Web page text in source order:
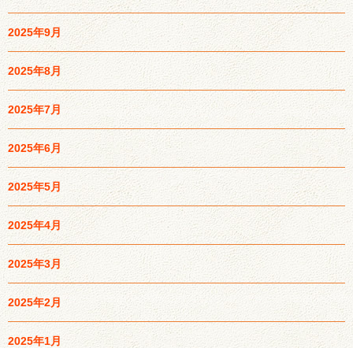
2025年9月
2025年8月
2025年7月
2025年6月
2025年5月
2025年4月
2025年3月
2025年2月
2025年1月